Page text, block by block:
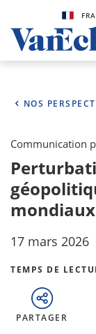
NOS
Communication
mondiaux
17 mars 2026
TEMPS DE
PARTAGER